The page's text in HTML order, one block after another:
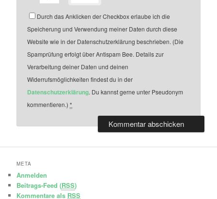
Durch das Anklicken der Checkbox erlaube ich die
Speicherung und Verwendung meiner Daten durch diese
Website wie in der Datenschutzerklärung beschrieben. (Die
Spamprüfung erfolgt über Antispam Bee. Details zur
Verarbeitung deiner Daten und deinen
Widerrufsmöglichkeiten findest du in der
Datenschutzerklärung. Du kannst gerne unter Pseudonym
kommentieren.)*
META
Anmelden
Beitrags-Feed (RSS)
Kommentare als RSS